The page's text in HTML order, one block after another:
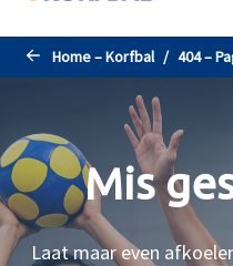
Home – Korfbal 404 –
Mis
Laat maar even